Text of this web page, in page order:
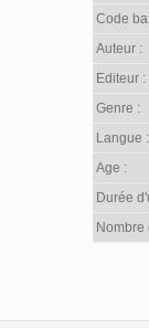
Code
Auteur :
Editeur :
Genre :
Langue :
Age :
Durée
Nombre